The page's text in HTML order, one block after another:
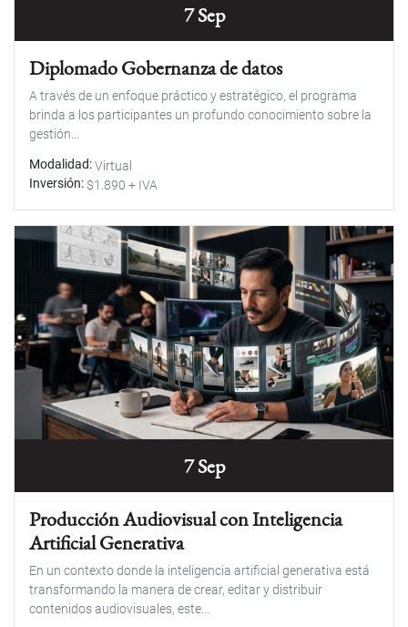
7 Sep
Diplomado Gobernanza de datos
A través de un enfoque práctico y estratégico, el programa
brinda a los participantes un profundo conocimiento sobre la
gestión...
Modalidad Virtual
Inversión $1.890 + IVA
7 Sep
Producción Audiovisual con Inteligencia
Artificial Generativa
En un contexto donde la inteligencia artificial generativa está
transformando la manera de crear, editar y distribuir
contenidos audiovisuales, este...